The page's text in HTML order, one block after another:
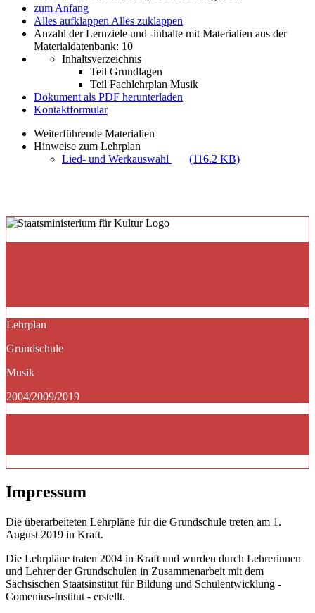
zum Anfang
Alles aufklappen Alles zuklappen
Anzahl der Lernziele und -inhalte mit Materialien aus der
Materialdatenbank: 10
Inhaltsverzeichnis
Teil Grundlagen
Teil Fachlehrplan Musik
Dokument als PDF herunterladen
Kontaktformular
Weiterführende Materialien
Hinweise zum Lehrplan
Lied- und Werkauswahl
(116.2 KB)
Lehrplan
Grundschule
Musik
2004/2009/2019
Impressum
Die überarbeiteten Lehrpläne für die Grundschule treten am 1.
August 2019 in Kraft.
Die Lehrpläne traten 2004 in Kraft und wurden durch Lehrerinnen
und Lehrer der Grundschulen in Zusammenarbeit mit dem
Sächsischen Staatsinstitut für Bildung und Schulentwicklung -
Comenius-Institut - erstellt.